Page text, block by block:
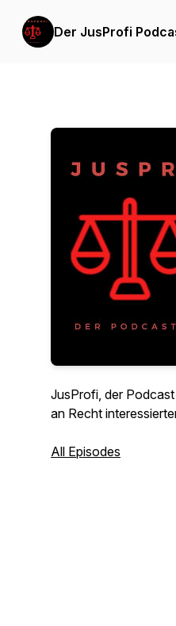
Der JusProfi
JusProfi, der
an Recht
All Episodes